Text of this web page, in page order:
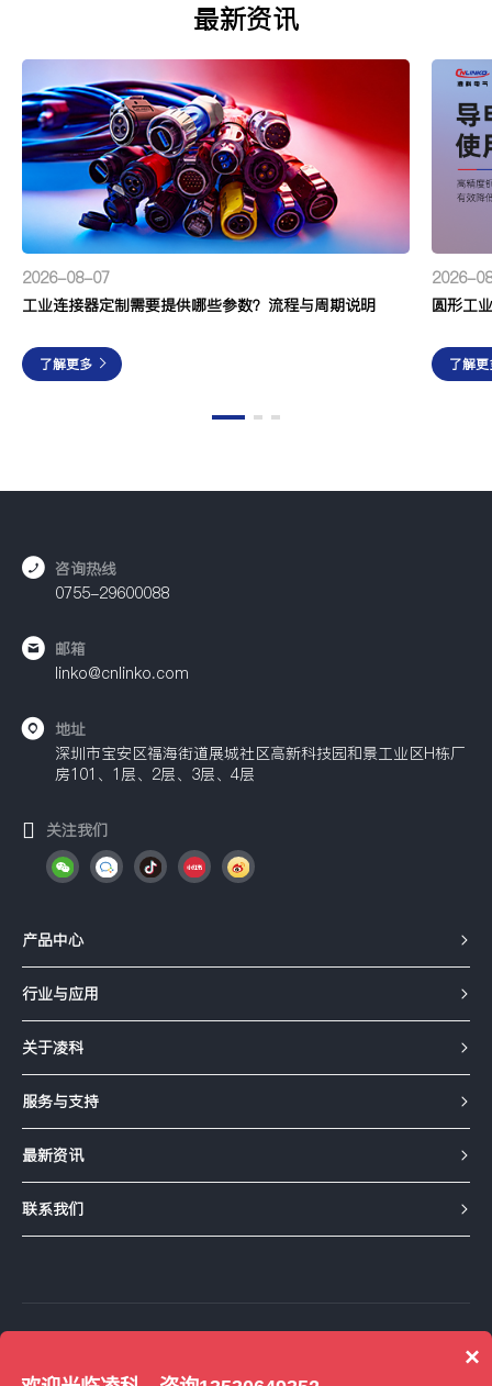
最新资讯
2026-08-07
工业连接器定制需要提供哪些参数？流程与周期说明
了解更多
2026-
了解
咨询热线
0755-29600088
邮箱
linko@cnlinko.com
地址
深圳市宝安区福海街道展城社区高新科技园和景工业区H栋厂
房101、1层、2层、3层、4层
关注我们
产品中心
行业与应用
关于凌科
服务与支持
最新资讯
联系我们
凌科天猫旗舰店
凌科淘宝企业店
×